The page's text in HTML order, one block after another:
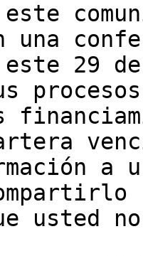
este 29
a
usted